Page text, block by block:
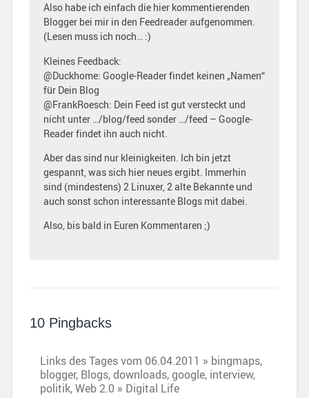
Also habe ich einfach die hier kommentierenden
Blogger bei mir in den Feedreader aufgenommen.
(Lesen muss ich noch… :)
Kleines Feedback:
@Duckhome: Google-Reader findet keinen „Namen“
für Dein Blog
@FrankRoesch: Dein Feed ist gut versteckt und
nicht unter …/blog/feed sonder …/feed – Google-
Reader findet ihn auch nicht.
Aber das sind nur kleinigkeiten. Ich bin jetzt
gespannt, was sich hier neues ergibt. Immerhin
sind (mindestens) 2 Linuxer, 2 alte Bekannte und
auch sonst schon interessante Blogs mit dabei.
Also, bis bald in Euren Kommentaren ;)
10 Pingbacks
Links des Tages vom 06.04.2011 » bingmaps,
blogger, Blogs, downloads, google, interview,
politik, Web 2.0 » Digital Life